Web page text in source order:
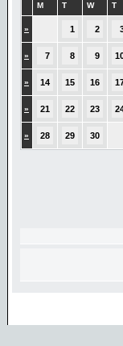
M T W T
» 1 2
» 7 8 9
» 14 15 16
» 21 22 23
» 28 29 30